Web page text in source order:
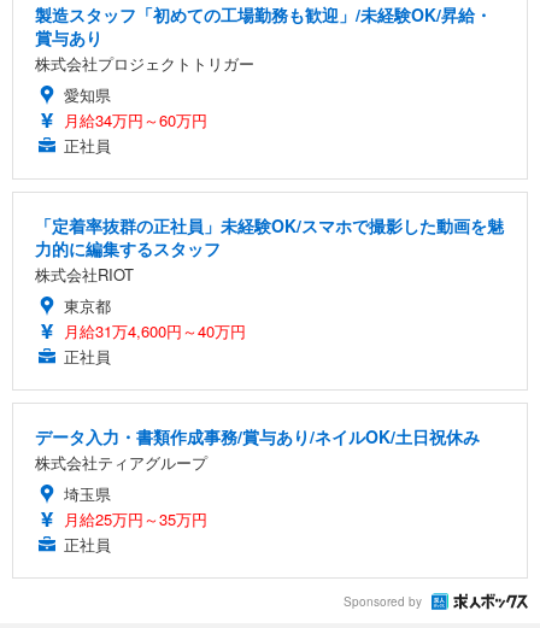
製造スタッフ「初めての工場勤務も歓迎」/未経験OK/昇給・
賞与あり
株式会社プロジェクトトリガー
愛知県
月給34万円～60万円
正社員
「定着率抜群の正社員」未経験OK/スマホで撮影した動画を魅
力的に編集するスタッフ
株式会社RIOT
東京都
月給31万4,600円～40万円
正社員
データ入力・書類作成事務/賞与あり/ネイルOK/土日祝休み
株式会社ティアグループ
埼玉県
月給25万円～35万円
正社員
Sponsored by